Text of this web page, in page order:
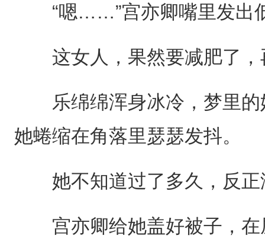
“嗯……”宫亦卿嘴里发出
这女人，果然要减肥了，
乐绵绵浑身冰冷，梦里的
她蜷缩在角落里瑟瑟发抖。
她不知道过了多久，反正
宫亦卿给她盖好被子，在